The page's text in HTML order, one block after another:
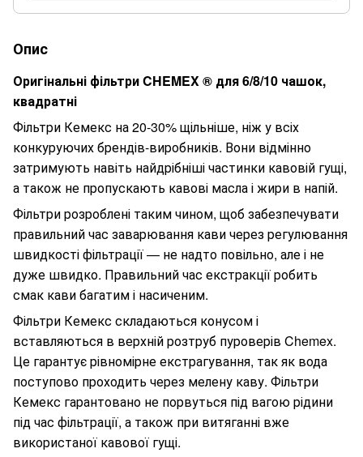
Опис
Оригінальні фільтри CHEMEX ® для 6/8/10 чашок,
квадратні
Фільтри Кемекс на 20-30% щільніше, ніж у всіх
конкуруючих брендів-виробників. Вони відмінно
затримують навіть найдрібніші частинки кавовій гущі,
а також не пропускають кавові масла і жири в напій.
Фільтри розроблені таким чином, щоб забезпечувати
правильний час заварювання кави через регулювання
швидкості фільтрації — не надто повільно, але і не
дуже швидко. Правильний час екстракції робить
смак кави багатим і насиченим.
Фільтри Кемекс складаються конусом і
вставляються в верхній розтруб пуроверів Chemex.
Це гарантує рівномірне екстрагування, так як вода
поступово проходить через мелену каву. Фільтри
Кемекс гарантовано не порвуться під вагою рідини
під час фільтрації, а також при витяганні вже
використаної кавової гущі.